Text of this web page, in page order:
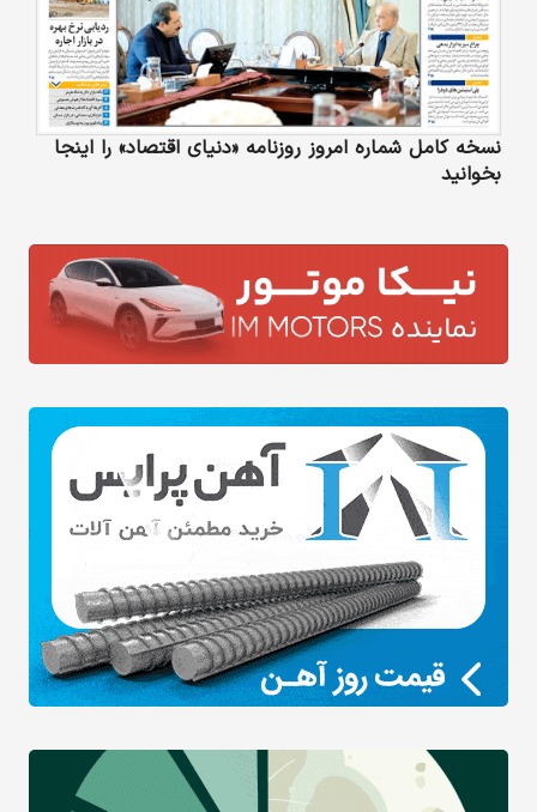
نسخه کامل شماره امروز روزنامه «دنیای‌ اقتصاد» را اینجا
بخوانید